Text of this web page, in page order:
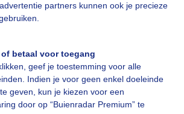
partners kunnen ook je precieze
betaal voor toegang
geef je toestemming voor alle
Indien je voor geen enkel doeleinde
geven, kun je kiezen voor een
door op “Buienradar Premium” te